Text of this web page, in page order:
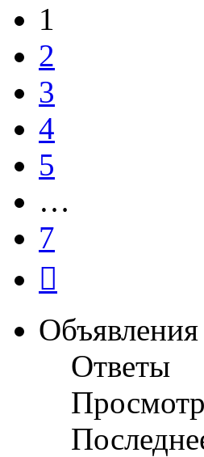
1
2
3
4
5
…
7
Объявления
Ответы